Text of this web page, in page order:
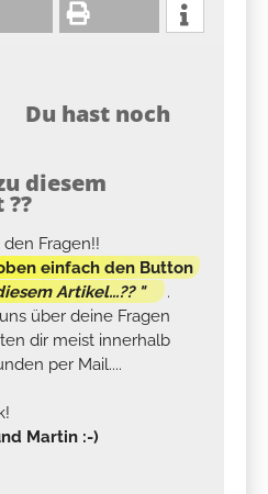
Du hast noch
diesem
Fragen!!
einfach den Button
Artikel...?? "
.
über deine Fragen
dir meist innerhalb
per Mail....
Martin :-)